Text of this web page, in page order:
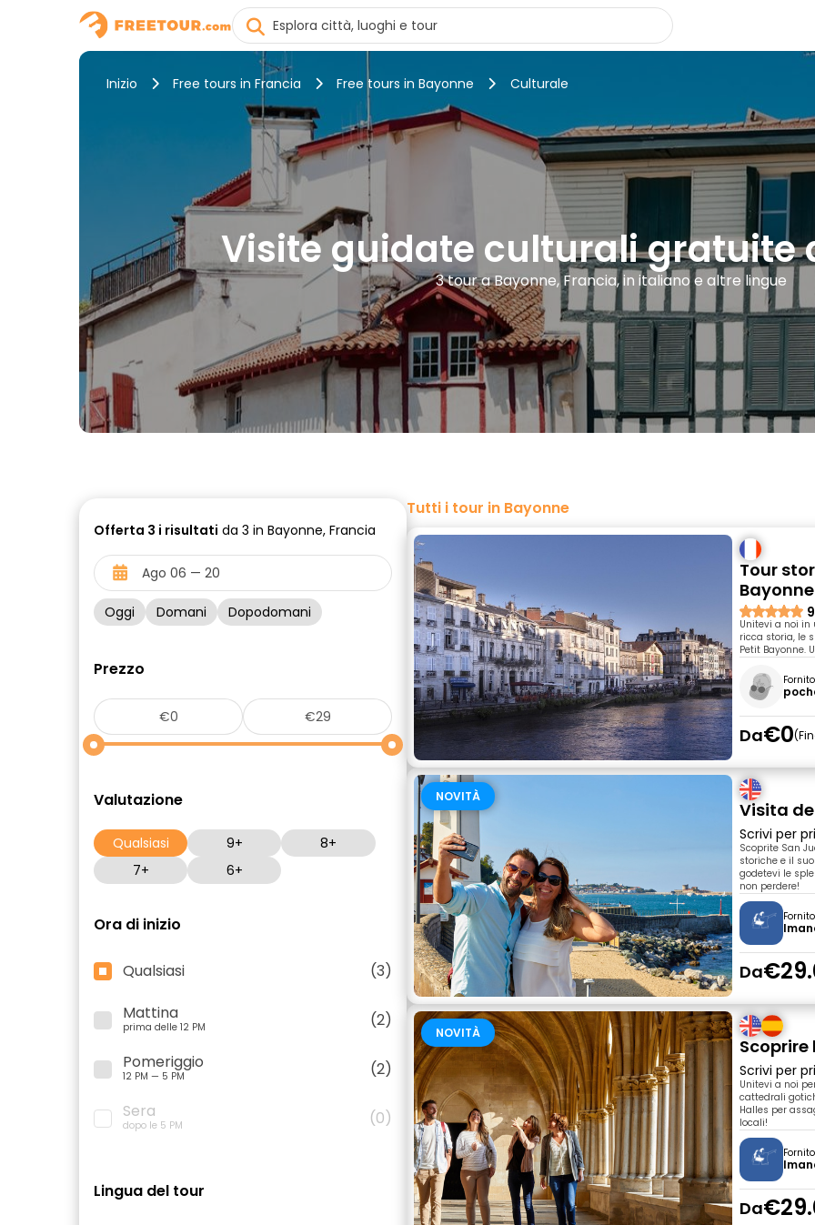
Inizio Free tours in Francia Free tours in Bayonne Culturale
Visite guidate culturali gratuite
3 tour a Bayonne, Francia, in italiano e altre lingue
Offerta 3 i risultati da 3 in Bayonne, Francia
Oggi Domani Dopodomani
Prezzo
Valutazione
Qualsiasi 9+
8+
7+
6+
Ora di inizio
Qualsiasi
(3)
Mattina
prima delle 12 PM
(2)
Pomeriggio
12 PM — 5 PM
(2)
Sera
dopo le 5 PM (0)
Lingua del tour
Tutti i tour in Bayonne
Tour
Bayonne
Unitevi a noi in
ricca storia, le
Petit Bayonne.
Da€0
NOVITÀ
Visita
Scrivi per
Scoprite San
storiche e il
godetevi le
non perdere!
Da
NOVITÀ
Scrivi per
Unitevi a noi
cattedrali
Halles per
locali!
Da